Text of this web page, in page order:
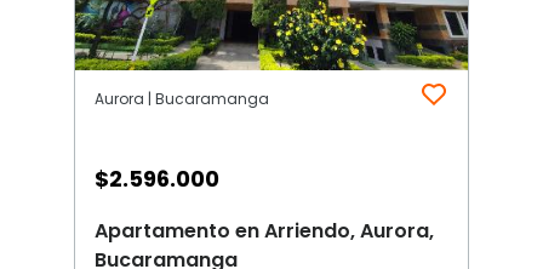
Aurora | Bucaramanga
$2.596.000
Apartamento en Arriendo, Aurora,
Bucaramanga